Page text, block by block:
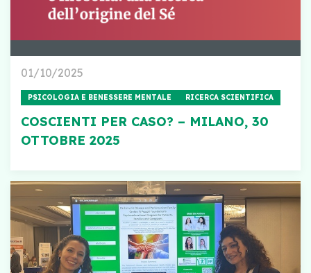
01/10/2025
PSICOLOGIA E BENESSERE MENTALE RICERCA SCIENTIFICA
COSCIENTI PER CASO? – MILANO, 30
OTTOBRE 2025